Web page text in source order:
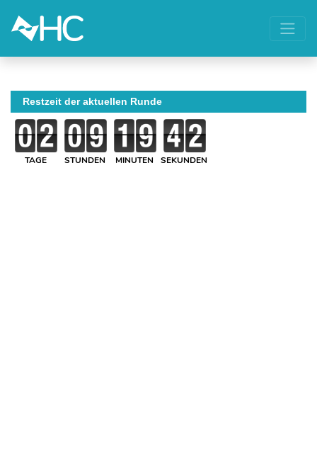
Restzeit der aktuellen Runde
TAGE STUNDEN MINUTEN SEKUNDEN